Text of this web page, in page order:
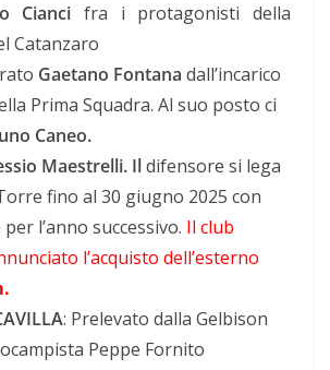
Cianci fra i protagonisti della
Catanzaro
Gaetano Fontana dall’incarico
Prima Squadra. Al suo posto ci
Caneo.
Maestrelli. Ildifensore si lega
fino al 30 giugno 2025 con
l’anno successivo. Il club
l’acquisto dell’esterno
: Prelevato dalla Gelbison
Peppe Fornito